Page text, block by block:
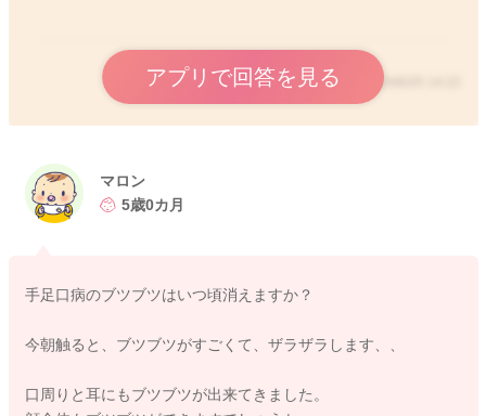
アプリで回答を見る 2024/6/25 14:22
マロン
5歳0カ月
手足口病のブツブツはいつ頃消えますか？
今朝触ると、ブツブツがすごくて、ザラザラします、、
口周りと耳にもブツブツが出来てきました。